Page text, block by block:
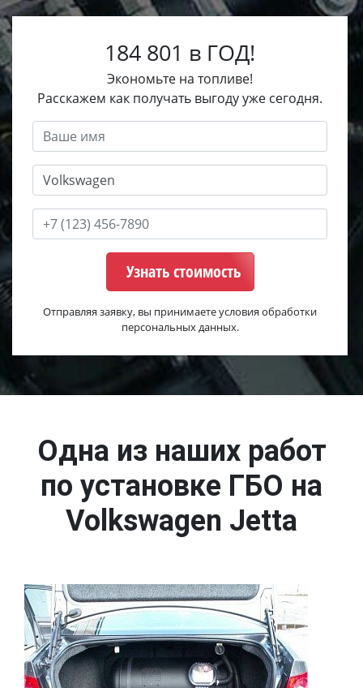
184 801 в ГОД!
Экономьте на топливе!
Расскажем как получать выгоду уже сегодня.
Узнать стоимость
Отправляя заявку, вы принимаете условия обработки
персональных данных.
Одна из наших работ
по установке ГБО на
Volkswagen Jetta